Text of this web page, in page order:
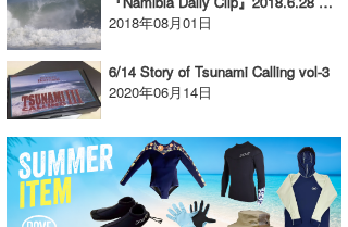
2018年08月01日
6/14 Story of Tsunami Calling vol-3
2020年06月14日